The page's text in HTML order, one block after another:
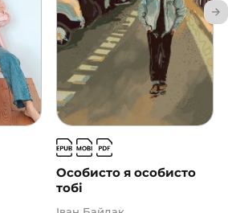
Особисто я особисто
тобі